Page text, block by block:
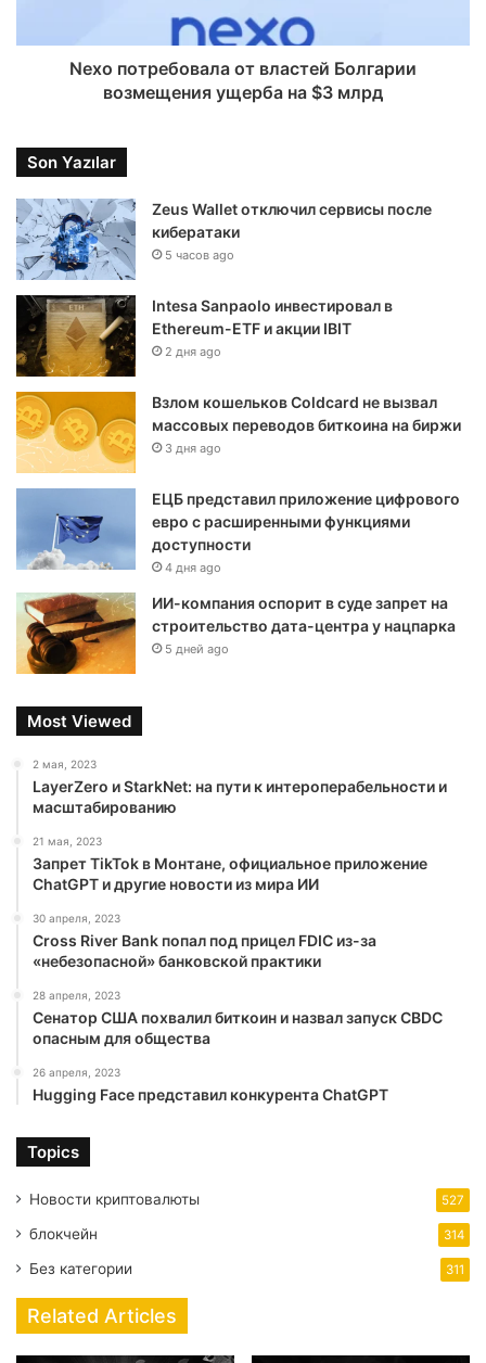
Nexo потребовала от властей Болгарии
возмещения ущерба на $3 млрд
Son Yazılar
Zeus Wallet отключил сервисы после
кибератаки
5 часов ago
Intesa Sanpaolo инвестировал в
Ethereum-ETF и акции IBIT
2 дня ago
Взлом кошельков Coldcard не вызвал
массовых переводов биткоина на биржи
3 дня ago
ЕЦБ представил приложение цифрового
евро с расширенными функциями
доступности
4 дня ago
ИИ-компания оспорит в суде запрет на
строительство дата-центра у нацпарка
5 дней ago
Most Viewed
2 мая, 2023
LayerZero и StarkNet: на пути к интероперабельности и
масштабированию
21 мая, 2023
Запрет TikTok в Монтане, официальное приложение
ChatGPT и другие новости из мира ИИ
30 апреля, 2023
Cross River Bank попал под прицел FDIC из-за
«небезопасной» банковской практики
28 апреля, 2023
Сенатор США похвалил биткоин и назвал запуск CBDC
опасным для общества
26 апреля, 2023
Hugging Face представил конкурента ChatGPT
Topics
Новости криптовалюты 527
блокчейн 314
Без категории 311
Related Articles